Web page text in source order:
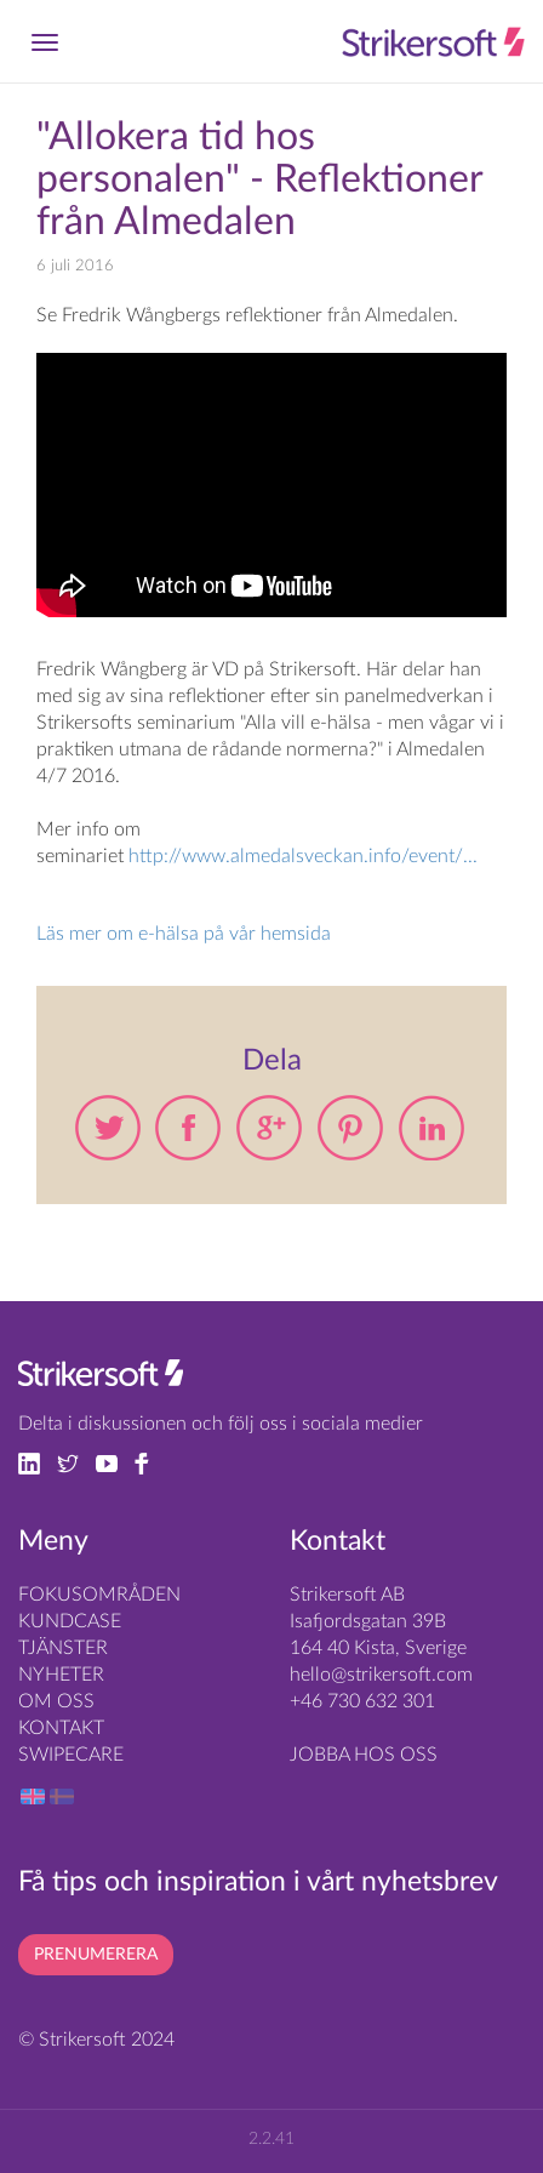
"Allokera tid hos
personalen" - Reflektioner
från Almedalen
6 juli 2016
Se Fredrik Wångbergs reflektioner från Almedalen.
Fredrik Wångberg är VD på Strikersoft. Här delar han
med sig av sina reflektioner efter sin panelmedverkan i
Strikersofts seminarium "Alla vill e-hälsa - men vågar vi i
praktiken utmana de rådande normerna?" i Almedalen
4/7 2016.
Mer info om
seminariet http://www.almedalsveckan.info/event/...
Läs mer om e-hälsa på vår hemsida
Dela
Delta i diskussionen och följ oss i sociala medier
Meny
FOKUSOMRÅDEN
KUNDCASE
TJÄNSTER
NYHETER
OM OSS
KONTAKT
SWIPECARE
Kontakt
Strikersoft AB
Isafjordsgatan 39B
164 40 Kista, Sverige
hello@strikersoft.com
+46 730 632 301
JOBBA HOS OSS
Få tips och inspiration i vårt nyhetsbrev
PRENUMERERA
© Strikersoft 2024
2.2.41